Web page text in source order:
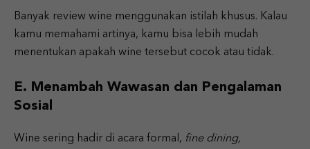
Banyak review wine menggunakan istilah khusus. Kalau
kamu memahami artinya, kamu bisa lebih mudah
menentukan apakah wine tersebut cocok atau tidak.
E. Menambah Wawasan dan Pengalaman
Sosial
Wine sering hadir di acara formal, fine dining,